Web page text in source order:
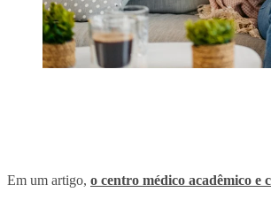
Em um artigo, o centro médico acadêmico e